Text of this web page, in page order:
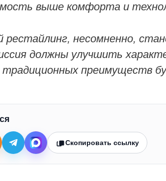
выше комфорта и
рестайлинг, несомненно,
должны улучшить
преимуществ
Скопировать ссылку